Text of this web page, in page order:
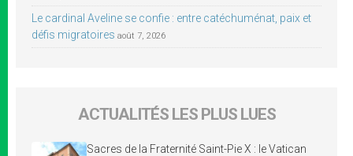
Le cardinal Aveline se confie : entre catéchuménat, paix et
défis migratoires août 7, 2026
ACTUALITÉS LES PLUS LUES
Sacres de la Fraternité Saint-Pie X : le Vatican